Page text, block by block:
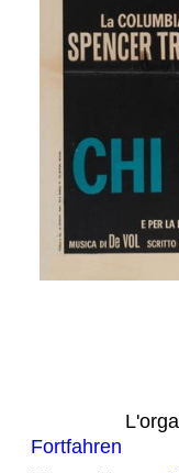
Fortfahren